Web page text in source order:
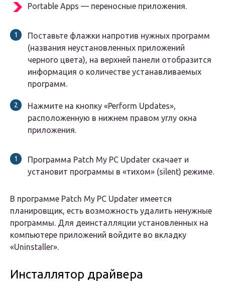
Portable Apps — переносные приложения.
Поставьте флажки напротив нужных программ
(названия неустановленных приложений
черного цвета), на верхней панели отобразится
информация о количестве устанавливаемых
программ.
Нажмите на кнопку «Perform Updates»,
расположенную в нижнем правом углу окна
приложения.
Программа Patch My PC Updater скачает и
установит программы в «тихом» (silent) режиме.
В программе Patch My PC Updater имеется
планировщик, есть возможность удалить ненужные
программы. Для деинсталляции установленных на
компьютере приложений войдите во вкладку
«Uninstaller».
Инсталлятор драйвера